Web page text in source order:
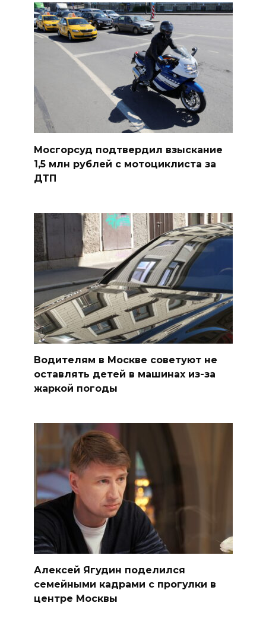
Мосгорсуд подтвердил взыскание
1,5 млн рублей с мотоциклиста за
ДТП
Водителям в Москве советуют не
оставлять детей в машинах из-за
жаркой погоды
Алексей Ягудин поделился
семейными кадрами с прогулки в
центре Москвы